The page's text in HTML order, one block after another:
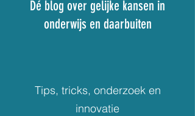
Dé blog over gelijke kansen in
onderwijs en daarbuiten
Tips, tricks, onderzoek en
innovatie